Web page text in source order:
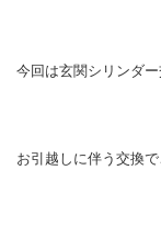
今回は玄関シリンダー
お引越しに伴う交換